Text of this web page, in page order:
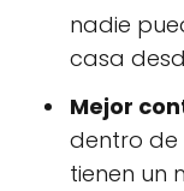
nadie
casa
Mejor
dentro de
tienen un